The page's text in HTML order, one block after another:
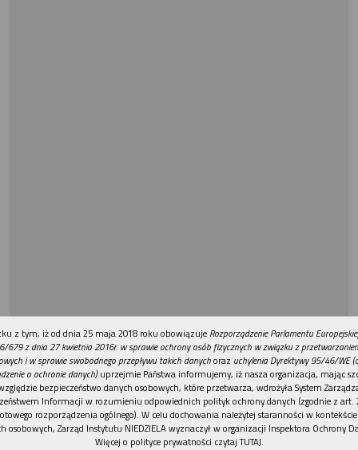
REKLAMA
z tym, iż od dnia 25 maja 2018 roku obowiązuje Rozporządzenie Parlamentu
679 z dnia 27 kwietnia 2016r. w sprawie ochrony osób fizycznych w związku z
i w sprawie swobodnego przepływu takich danychoraz uchylenia Dyrektywy 95/46/WE
o ochronie danych)uprzejmie Państwa informujemy, iż nasza organizacja, mając
bezpieczeństwo danych osobowych, które przetwarza, wdrożyła System
Informacji w rozumieniu odpowiednich polityk ochrony danych (zgodnie z art.
rozporządzenia ogólnego). W celu dochowania należytej staranności w
osobowych, Zarząd Instytutu NIEDZIELA wyznaczył w organizacji Inspektora Ochrony
Więcej o polityce prywatności czytaj TUTAJ.